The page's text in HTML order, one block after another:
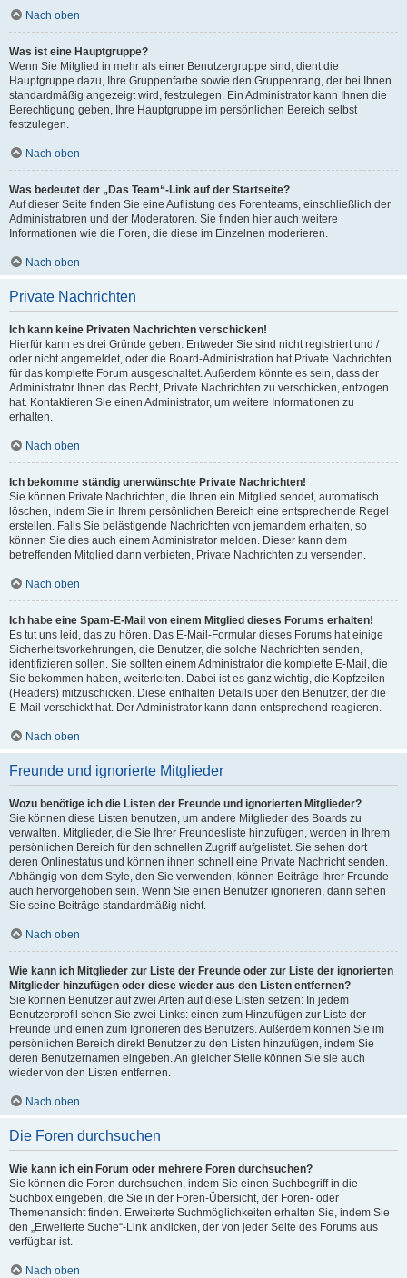
Nach oben
Was ist eine Hauptgruppe?
Wenn Sie Mitglied in mehr als einer Benutzergruppe sind, dient die
Hauptgruppe dazu, Ihre Gruppenfarbe sowie den Gruppenrang, der bei Ihnen
standardmäßig angezeigt wird, festzulegen. Ein Administrator kann Ihnen die
Berechtigung geben, Ihre Hauptgruppe im persönlichen Bereich selbst
festzulegen.
Nach oben
Was bedeutet der „Das Team“-Link auf der Startseite?
Auf dieser Seite finden Sie eine Auflistung des Forenteams, einschließlich der
Administratoren und der Moderatoren. Sie finden hier auch weitere
Informationen wie die Foren, die diese im Einzelnen moderieren.
Nach oben
Private Nachrichten
Ich kann keine Privaten Nachrichten verschicken!
Hierfür kann es drei Gründe geben: Entweder Sie sind nicht registriert und /
oder nicht angemeldet, oder die Board-Administration hat Private Nachrichten
für das komplette Forum ausgeschaltet. Außerdem könnte es sein, dass der
Administrator Ihnen das Recht, Private Nachrichten zu verschicken, entzogen
hat. Kontaktieren Sie einen Administrator, um weitere Informationen zu
erhalten.
Nach oben
Ich bekomme ständig unerwünschte Private Nachrichten!
Sie können Private Nachrichten, die Ihnen ein Mitglied sendet, automatisch
löschen, indem Sie in Ihrem persönlichen Bereich eine entsprechende Regel
erstellen. Falls Sie belästigende Nachrichten von jemandem erhalten, so
können Sie dies auch einem Administrator melden. Dieser kann dem
betreffenden Mitglied dann verbieten, Private Nachrichten zu versenden.
Nach oben
Ich habe eine Spam-E-Mail von einem Mitglied dieses Forums erhalten!
Es tut uns leid, das zu hören. Das E-Mail-Formular dieses Forums hat einige
Sicherheitsvorkehrungen, die Benutzer, die solche Nachrichten senden,
identifizieren sollen. Sie sollten einem Administrator die komplette E-Mail, die
Sie bekommen haben, weiterleiten. Dabei ist es ganz wichtig, die Kopfzeilen
(Headers) mitzuschicken. Diese enthalten Details über den Benutzer, der die
E-Mail verschickt hat. Der Administrator kann dann entsprechend reagieren.
Nach oben
Freunde und ignorierte Mitglieder
Wozu benötige ich die Listen der Freunde und ignorierten Mitglieder?
Sie können diese Listen benutzen, um andere Mitglieder des Boards zu
verwalten. Mitglieder, die Sie Ihrer Freundesliste hinzufügen, werden in Ihrem
persönlichen Bereich für den schnellen Zugriff aufgelistet. Sie sehen dort
deren Onlinestatus und können ihnen schnell eine Private Nachricht senden.
Abhängig von dem Style, den Sie verwenden, können Beiträge Ihrer Freunde
auch hervorgehoben sein. Wenn Sie einen Benutzer ignorieren, dann sehen
Sie seine Beiträge standardmäßig nicht.
Nach oben
Wie kann ich Mitglieder zur Liste der Freunde oder zur Liste der ignorierten
Mitglieder hinzufügen oder diese wieder aus den Listen entfernen?
Sie können Benutzer auf zwei Arten auf diese Listen setzen: In jedem
Benutzerprofil sehen Sie zwei Links: einen zum Hinzufügen zur Liste der
Freunde und einen zum Ignorieren des Benutzers. Außerdem können Sie im
persönlichen Bereich direkt Benutzer zu den Listen hinzufügen, indem Sie
deren Benutzernamen eingeben. An gleicher Stelle können Sie sie auch
wieder von den Listen entfernen.
Nach oben
Die Foren durchsuchen
Wie kann ich ein Forum oder mehrere Foren durchsuchen?
Sie können die Foren durchsuchen, indem Sie einen Suchbegriff in die
Suchbox eingeben, die Sie in der Foren-Übersicht, der Foren- oder
Themenansicht finden. Erweiterte Suchmöglichkeiten erhalten Sie, indem Sie
den „Erweiterte Suche“-Link anklicken, der von jeder Seite des Forums aus
verfügbar ist.
Nach oben